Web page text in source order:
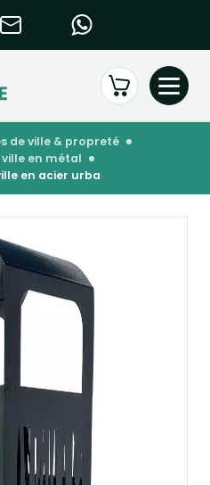
de ville & propreté
ville en métal
en acier urba